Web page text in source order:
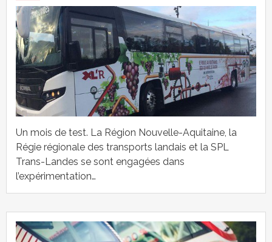
Un mois de test. La Région Nouvelle-Aquitaine, la
Régie régionale des transports landais et la SPL
Trans-Landes se sont engagées dans
l’expérimentation…